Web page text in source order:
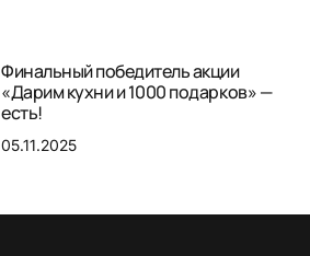
Финальный победитель акции
«Дарим кухни и 1000 подарков» —
есть!
05.11.2025